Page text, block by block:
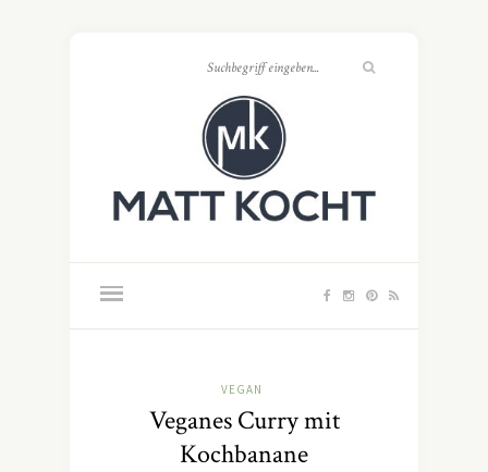
VEGAN
Veganes Curry mit
Kochbanane